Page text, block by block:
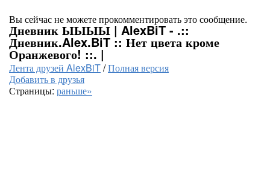
Вы сейчас не можете прокомментировать это сообщение.
Дневник ЫЫЫЫ | AlexBiT - .::
Дневник.Alex.BiT :: Нет цвета кроме
Оранжевого! ::. |
Лента друзей AlexBiT/Полная версия
Добавить в друзья
Страницы: раньше»